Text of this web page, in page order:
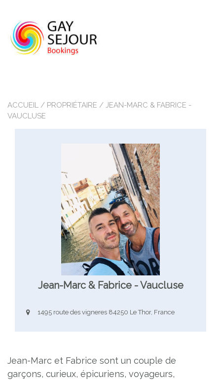
content
ACCUEIL / PROPRIÉTAIRE / JEAN-MARC & FABRICE -
VAUCLUSE
Jean-Marc & Fabrice - Vaucluse
1495 route des vigneres 84250 Le Thor, France
Jean-Marc et Fabrice sont un couple de
garçons, curieux, épicuriens, voyageurs,